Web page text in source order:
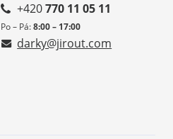
+420770 11 05 11
Po – Pá:8:00 – 17:00
darky@jirout.com